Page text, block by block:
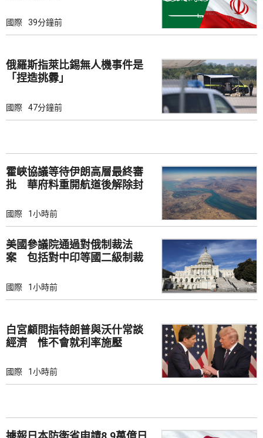
國際 39分鐘前
俄羅斯指萊比錫無人機事件是
「捏造挑釁」
國際 47分鐘前
霍峽協議等待伊朗高層最終審
批 華府料重開航道後解除封
國際 1小時前
美國參議院通過對俄制裁法
案 包括對中印等國二級制裁
國際 1小時前
白宮顧問指特朗普與沃什常談
經濟 惟不會就利率施壓
國際 1小時前